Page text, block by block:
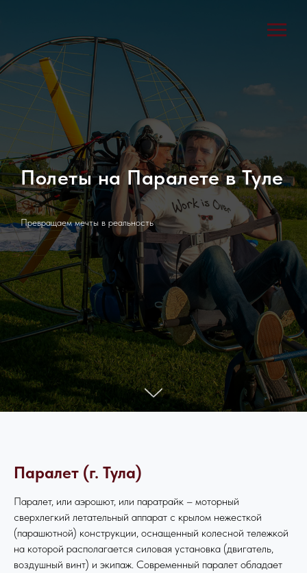
Полеты на Паралете в Туле
Превращаем мечты в реальность
Паралет (г. Тула)
Паралет, или аэрошют, или паратрайк – моторный
сверхлегкий летательный аппарат с крылом нежесткой
(парашютной) конструкции, оснащенный колесной тележкой
на которой располагается силовая установка (двигатель,
воздушный винт) и экипаж. Современный паралет обладает